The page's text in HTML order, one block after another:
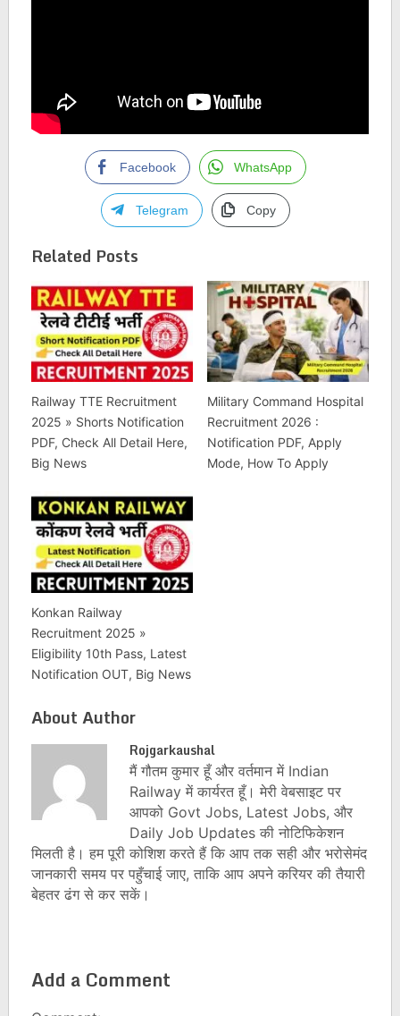
Facebook WhatsApp
Telegram Copy
Related Posts
Railway TTE Recruitment
2025 » Shorts Notification
PDF, Check All Detail Here,
Big News
Military Command Hospital
Recruitment 2026 :
Notification PDF, Apply
Mode, How To Apply
Konkan Railway
Recruitment 2025 »
Eligibility 10th Pass, Latest
Notification OUT, Big News
About Author
Rojgarkaushal
मैं गौतम कुमार हूँ और वर्तमान में Indian
Railway में कार्यरत हूँ। मेरी वेबसाइट पर
आपको Govt Jobs, Latest Jobs, और
Daily Job Updates की नोटिफिकेशन
मिलती है। हम पूरी कोशिश करते हैं कि आप तक सही और भरोसेमंद
जानकारी समय पर पहुँचाई जाए, ताकि आप अपने करियर की तैयारी
बेहतर ढंग से कर सकें।
Add a Comment